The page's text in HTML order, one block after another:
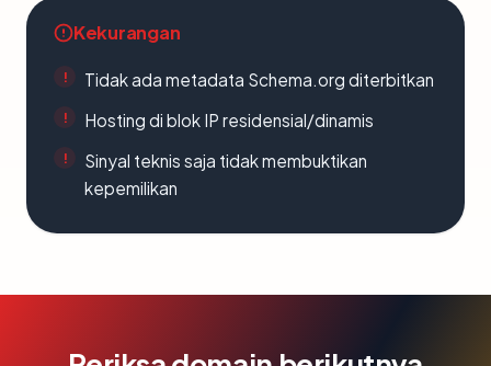
Kekurangan
Tidak ada metadata Schema.org diterbitkan
Hosting di blok IP residensial/dinamis
Sinyal teknis saja tidak membuktikan
kepemilikan